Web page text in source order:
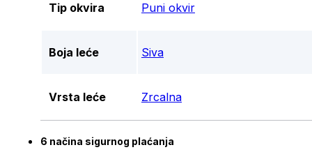
Tip okvira Puni okvir
Boja leće Siva
Vrsta leće Zrcalna
6 načina sigurnog plaćanja